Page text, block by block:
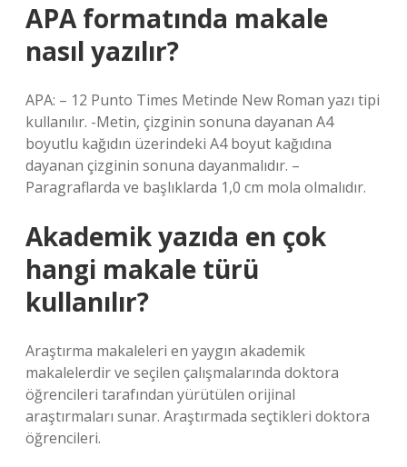
APA formatında makale
nasıl yazılır?
APA: – 12 Punto Times Metinde New Roman yazı tipi
kullanılır. -Metin, çizginin sonuna dayanan A4
boyutlu kağıdın üzerindeki A4 boyut kağıdına
dayanan çizginin sonuna dayanmalıdır. –
Paragraflarda ve başlıklarda 1,0 cm mola olmalıdır.
Akademik yazıda en çok
hangi makale türü
kullanılır?
Araştırma makaleleri en yaygın akademik
makalelerdir ve seçilen çalışmalarında doktora
öğrencileri tarafından yürütülen orijinal
araştırmaları sunar. Araştırmada seçtikleri doktora
öğrencileri.